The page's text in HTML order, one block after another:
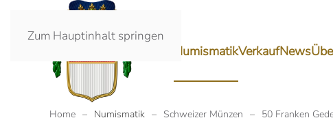
Zum Hauptinhalt springen
NumismatikVerkaufNews
Home Numismatik Schweizer Münzen 50 Franken